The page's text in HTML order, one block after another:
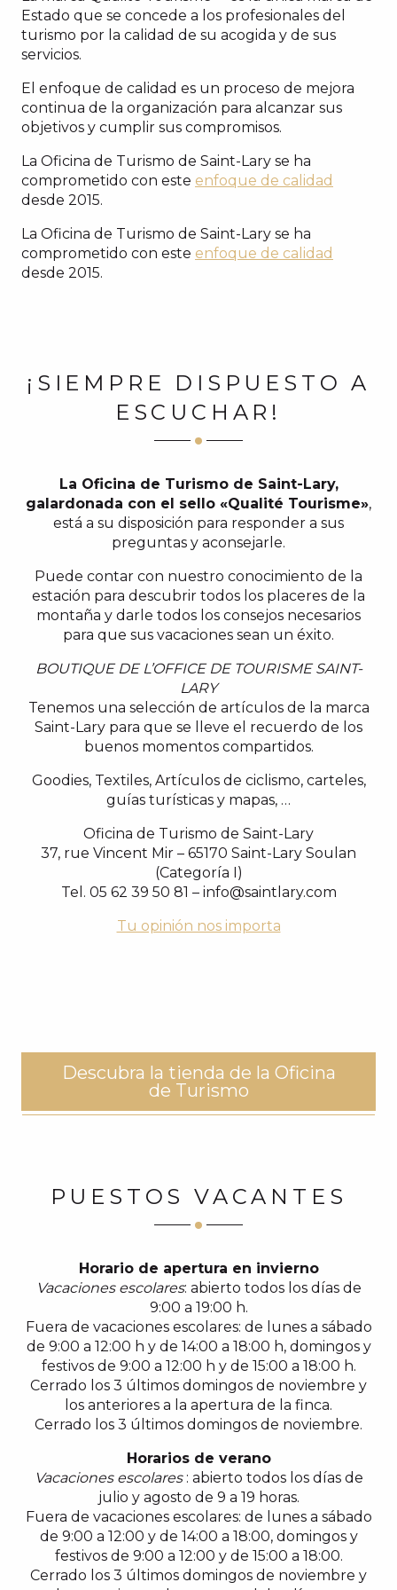
Estado que se concede a los profesionales del
turismo por la calidad de su acogida y de sus
servicios.
El enfoque de calidad es un proceso de mejora
continua de la organización para alcanzar sus
objetivos y cumplir sus compromisos.
La Oficina de Turismo de Saint-Lary se ha
comprometido con este enfoque de calidad
desde 2015.
La Oficina de Turismo de Saint-Lary se ha
comprometido con este enfoque de calidad
desde 2015.
¡SIEMPRE DISPUESTO A
ESCUCHAR!
La Oficina de Turismo de Saint-Lary,
galardonada con el sello «Qualité Tourisme»,
está a su disposición para responder a sus
preguntas y aconsejarle.
Puede contar con nuestro conocimiento de la
estación para descubrir todos los placeres de la
montaña y darle todos los consejos necesarios
para que sus vacaciones sean un éxito.
BOUTIQUE DE L’OFFICE DE TOURISME SAINT-
LARY
Tenemos una selección de artículos de la marca
Saint-Lary para que se lleve el recuerdo de los
buenos momentos compartidos.
Goodies, Textiles, Artículos de ciclismo, carteles,
guías turísticas y mapas, …
Oficina de Turismo de Saint-Lary
37, rue Vincent Mir – 65170 Saint-Lary Soulan
(Categoría I)
Tel. 05 62 39 50 81 – info@saintlary.com
Tu opinión nos importa
Descubra la tienda de la Oficina
de Turismo
PUESTOS VACANTES
Horario de apertura en invierno
Vacaciones escolares: abierto todos los días de
9:00 a 19:00 h.
Fuera de vacaciones escolares: de lunes a sábado
de 9:00 a 12:00 h y de 14:00 a 18:00 h, domingos y
festivos de 9:00 a 12:00 h y de 15:00 a 18:00 h.
Cerrado los 3 últimos domingos de noviembre y
los anteriores a la apertura de la finca.
Cerrado los 3 últimos domingos de noviembre.
Horarios de verano
Vacaciones escolares : abierto todos los días de
julio y agosto de 9 a 19 horas.
Fuera de vacaciones escolares: de lunes a sábado
de 9:00 a 12:00 y de 14:00 a 18:00, domingos y
festivos de 9:00 a 12:00 y de 15:00 a 18:00.
Cerrado los 3 últimos domingos de noviembre y